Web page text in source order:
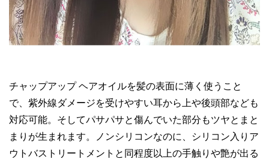
チャップアップ ヘアオイルを髪の表面に薄く使うこと
で、紫外線ダメージを受けやすい耳から上や後頭部なども
対応可能。そしてパサパサと傷んでいた部分もツヤとまと
まりが生まれます。ノンシリコンなのに、シリコン入りア
ウトバストリートメントと同程度以上の手触りや艶が出る